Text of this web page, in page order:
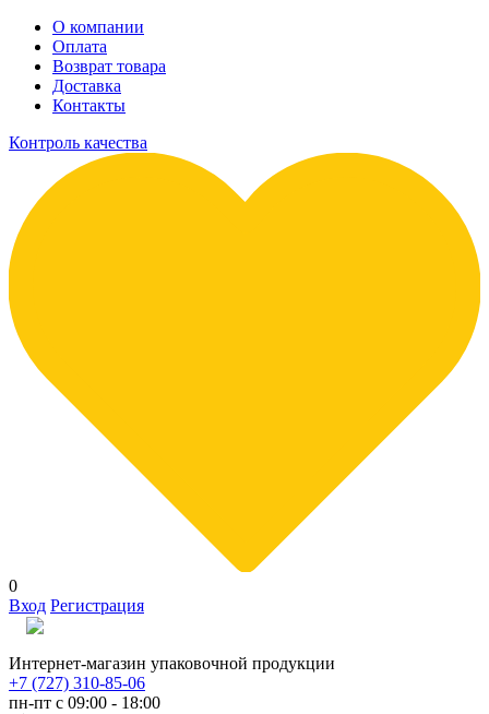
О компании
Оплата
Возврат товара
Доставка
Контакты
Контроль качества
0
Вход Регистрация
Интернет-магазин упаковочной продукции
+7 (727) 310-85-06
пн-пт с 09:00 - 18:00